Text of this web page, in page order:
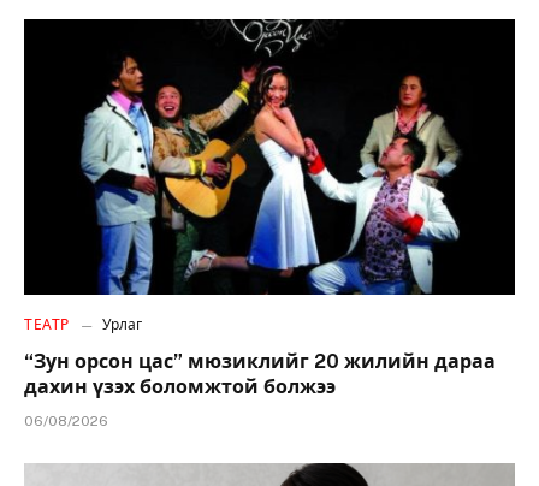
ТЕАТР Урлаг
“Зун орсон цас” мюзиклийг 20 жилийн дараа
дахин үзэх боломжтой болжээ
06/08/2026